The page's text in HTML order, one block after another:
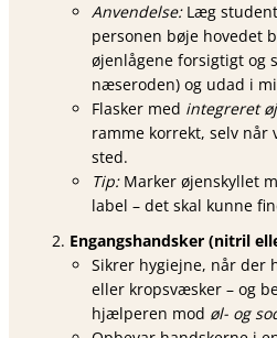
Anvendelse:Læg
personen bøje hovedet
øjenlågene forsigtigt og
næseroden) og udad i
Flasker med integreret
ramme korrekt, selv når
sted.
Tip:Marker øjenskyllet
label – det skal kunne
Engangshandsker (nitril
Sikrer hygiejne, når der
eller kropsvæsker – og
hjælperen mod øl- og